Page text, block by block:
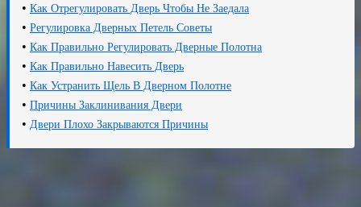
• Как Отрегулировать Дверь Чтобы Не Заедала
• Регулировка Дверных Петель Советы
• Как Правильно Регулировать Дверные Полотна
• Как Правильно Навесить Дверь
• Как Устранить Щель В Дверном Полотне
• Причины Заклинивания Двери
• Двери Плохо Закрываются Причины